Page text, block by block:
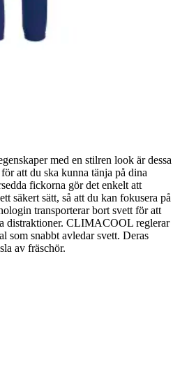
med en stilren look är dessa
att du ska kunna tänja på dina
fickorna gör det enkelt att
säkert sätt, så att du kan fokusera på
transporterar bort svett för att
distraktioner. CLIMACOOL reglerar
som snabbt avledar svett. Deras
av fräschör.